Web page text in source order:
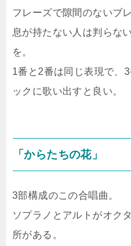
フレーズで隙間のないブ
息が持たない人は判らな
を。
1番と2番は同じ表現で、
ックに歌い出すと良い。
「からたちの花」
3部構成のこの合唱曲。
ソプラノとアルトがオク
所がある。